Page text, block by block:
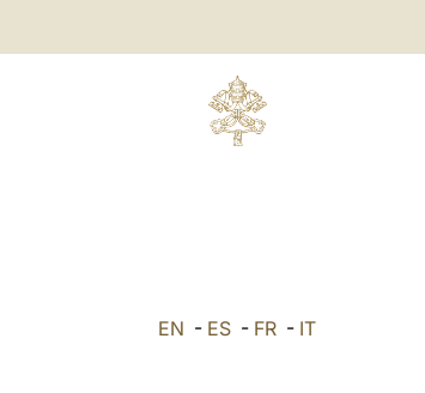
EN - ES - FR - IT